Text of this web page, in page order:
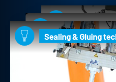
Sealing & Gluing
Sealing &